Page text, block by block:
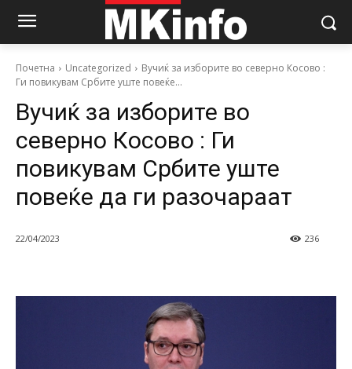
Почетна Uncategorized
Вучиќ за изборите во северно Косово :
Ги повикувам Србите уште повеќе...
Вучиќ за изборите во
северно Косово : Ги
повикувам Србите уште
повеќе да ги разочараат
22/04/2023 236